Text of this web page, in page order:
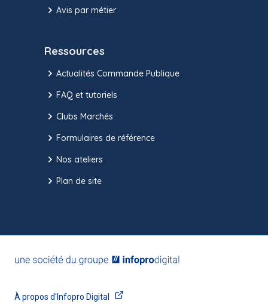
Avis par métier
Ressources
Actualités Commande Publique
FAQ et tutoriels
Clubs Marchés
Formulaires de référence
Nos ateliers
Plan de site